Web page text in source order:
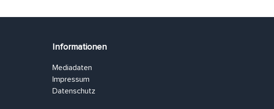
Informationen
Mediadaten
Impressum
Datenschutz